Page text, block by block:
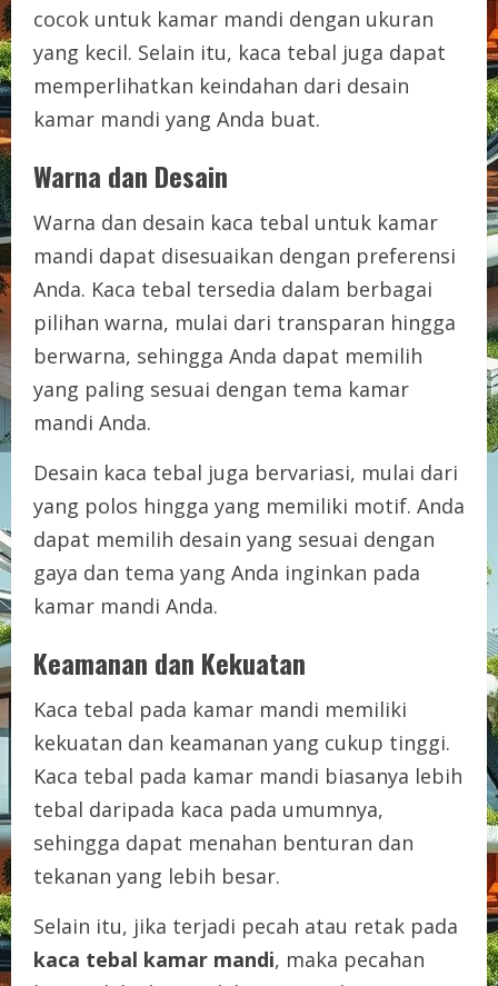
cocok untuk kamar mandi dengan ukuran
yang kecil. Selain itu, kaca tebal juga dapat
memperlihatkan keindahan dari desain
kamar mandi yang Anda buat.
Warna dan Desain
Warna dan desain kaca tebal untuk kamar
mandi dapat disesuaikan dengan preferensi
Anda. Kaca tebal tersedia dalam berbagai
pilihan warna, mulai dari transparan hingga
berwarna, sehingga Anda dapat memilih
yang paling sesuai dengan tema kamar
mandi Anda.
Desain kaca tebal juga bervariasi, mulai dari
yang polos hingga yang memiliki motif. Anda
dapat memilih desain yang sesuai dengan
gaya dan tema yang Anda inginkan pada
kamar mandi Anda.
Keamanan dan Kekuatan
Kaca tebal pada kamar mandi memiliki
kekuatan dan keamanan yang cukup tinggi.
Kaca tebal pada kamar mandi biasanya lebih
tebal daripada kaca pada umumnya,
sehingga dapat menahan benturan dan
tekanan yang lebih besar.
Selain itu, jika terjadi pecah atau retak pada
kaca tebal kamar mandi, maka pecahan